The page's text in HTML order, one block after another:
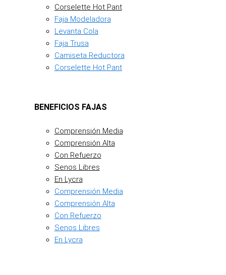
Corselette Hot Pant
Faja Modeladora
Levanta Cola
Faja Trusa
Camiseta Reductora
Corselette Hot Pant
BENEFICIOS FAJAS
Comprensión Media
Comprensión Alta
Con Refuerzo
Senos Libres
En Lycra
Comprensión Media
Comprensión Alta
Con Refuerzo
Senos Libres
En Lycra